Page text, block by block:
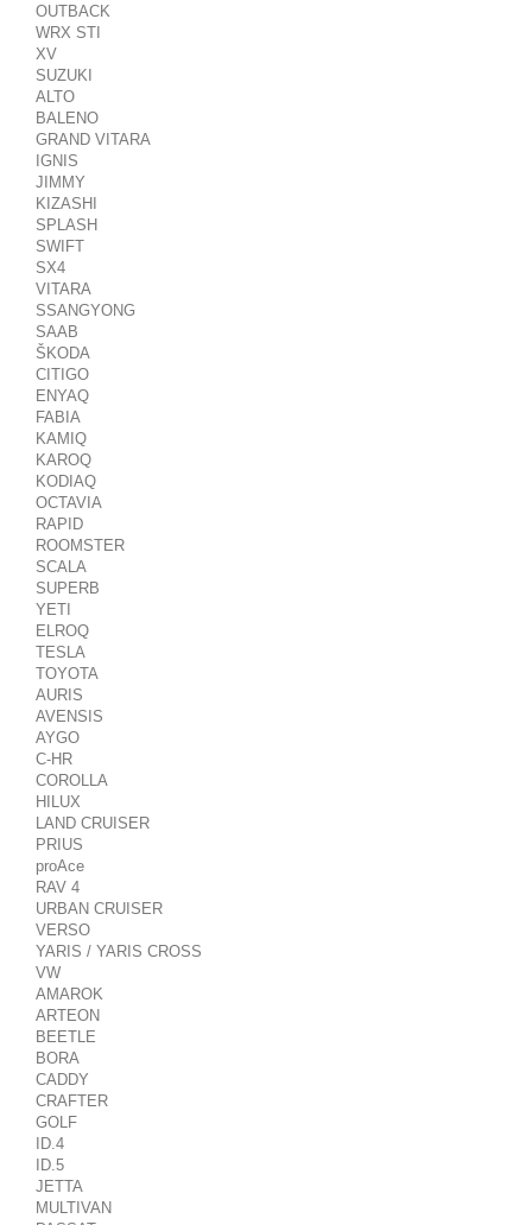
OUTBACK
WRX STI
XV
SUZUKI
ALTO
BALENO
GRAND VITARA
IGNIS
JIMMY
KIZASHI
SPLASH
SWIFT
SX4
VITARA
SSANGYONG
SAAB
ŠKODA
CITIGO
ENYAQ
FABIA
KAMIQ
KAROQ
KODIAQ
OCTAVIA
RAPID
ROOMSTER
SCALA
SUPERB
YETI
ELROQ
TESLA
TOYOTA
AURIS
AVENSIS
AYGO
C-HR
COROLLA
HILUX
LAND CRUISER
PRIUS
proAce
RAV 4
URBAN CRUISER
VERSO
YARIS / YARIS CROSS
VW
AMAROK
ARTEON
BEETLE
BORA
CADDY
CRAFTER
GOLF
ID.4
ID.5
JETTA
MULTIVAN